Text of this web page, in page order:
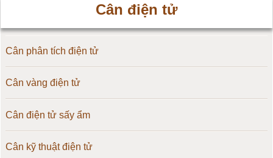
Cân điện tử
Cân phân tích điện tử
Cân vàng điện tử
Cân điện tử sấy ẩm
Cân kỹ thuật điện tử